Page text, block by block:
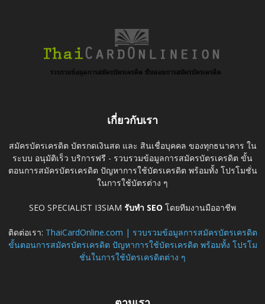
เกี่ยวกับเรา
สมัครบัตรเครดิต บัตรกดเงินสด และ สินเชื่อบุคคล ของทุกธนาคาร ใน
ระบบ อนุมัติเร็ว บริการฟรี - รวบรวมข้อมูลการสมัครบัตรเครดิต ขั้น
ตอนการสมัครบัตรเครดิต ปัญหาการใช้บัตรเครดิต พร้อมทั้ง โปรโมชั่น
ในการใช้บัตรต่าง ๆ
SEO SPECIALIST I3SIAM รับทำ SEO โดยทีมงานมืออาชีพ
ติดต่อเรา: ThaiCardOnline.com | รวบรวมข้อมูลการสมัครบัตรเครดิต
ขั้นตอนการสมัครบัตรเครดิต ปัญหาการใช้บัตรเครดิต พร้อมทั้ง โปรโม
ชั่นในการใช้บัตรเครดิตต่าง ๆ